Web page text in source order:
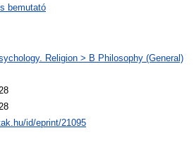
bemutató
Religion > B Philosophy (General)
id/eprint/21095